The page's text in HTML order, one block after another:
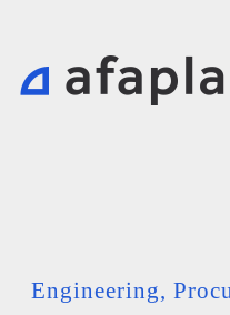
Engineering,